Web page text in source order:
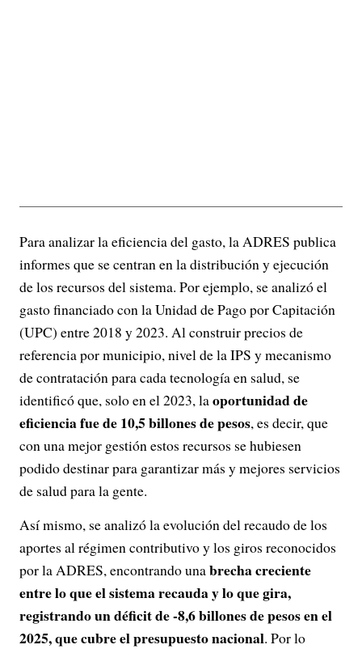
Para analizar la eficiencia del gasto, la ADRES publica
informes que se centran en la distribución y ejecución
de los recursos del sistema. Por ejemplo, se analizó el
gasto financiado con la Unidad de Pago por Capitación
(UPC) entre 2018 y 2023. Al construir precios de
referencia por municipio, nivel de la IPS y mecanismo
de contratación para cada tecnología en salud, se
identificó que, solo en el 2023, laoportunidad de
eficiencia fue de 10,5 billones de pesos, es decir, que
con una mejor gestión estos recursos se hubiesen
podido destinar para garantizar más y mejores servicios
de salud para la gente.
Así mismo, se analizó la evolución del recaudo de los
aportes al régimen contributivo y los giros reconocidos
por la ADRES, encontrando unabrecha creciente
entre lo que el sistema recauda y lo que gira,
registrando un déficit de -8,6 billones de pesos en el
2025, que cubre el presupuesto nacional. Por lo